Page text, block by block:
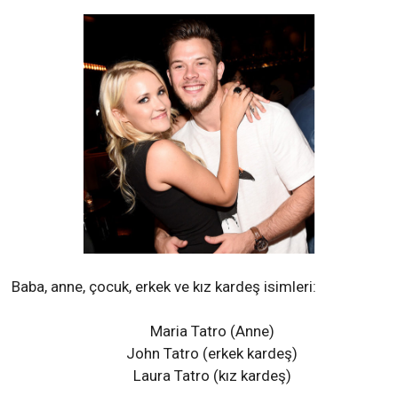
Baba, anne, çocuk, erkek ve kız kardeş isimleri:
Maria Tatro (Anne)
John Tatro (erkek kardeş)
Laura Tatro (kız kardeş)